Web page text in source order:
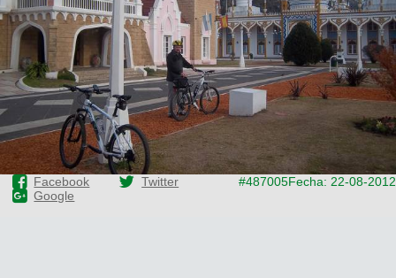
Facebook
Twitter
Google
#487005Fecha: 22-08-2012